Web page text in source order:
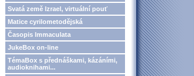
Svatá země Izrael, virtuální pouť
Matice cyrilometodějská
Časopis Immaculata
JukeBox on-line
TémaBox s přednáškami, kázáními,
audioknihami...